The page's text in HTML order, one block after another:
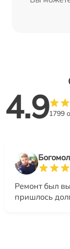
4.91799
Ремонт был
пришлось